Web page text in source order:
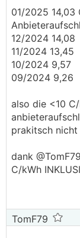
01/2025 14,03
12/2024 14,08
11/2024 13,45
10/2024 9,57
09/2024 9,26
also die <10
prakitsch nicht
dank
C/kWh
TomF79